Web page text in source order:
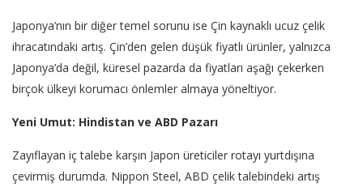
Japonya’nın bir diğer temel sorunu ise Çin kaynaklı ucuz çelik
ihracatındaki artış. Çin’den gelen düşük fiyatlı ürünler, yalnızca
Japonya’da değil, küresel pazarda da fiyatları aşağı çekerken
birçok ülkeyi korumacı önlemler almaya yöneltiyor.
Yeni Umut: Hindistan ve ABD Pazarı
Zayıflayan iç talebe karşın Japon üreticiler rotayı yurtdışına
çevirmiş durumda. Nippon Steel, ABD çelik talebindeki artış